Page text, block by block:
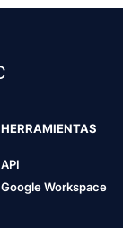
HERRAMIENTAS
API
Google Workspace